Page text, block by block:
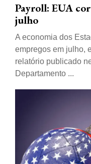
Payroll: EUA
julho
A economia dos
empregos em julho,
relatório publicado
Departamento ...